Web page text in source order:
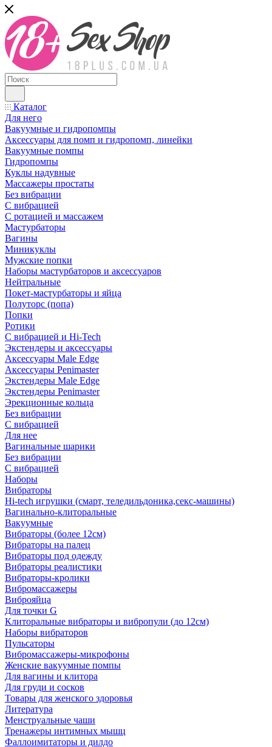
Каталог
Для него
Вакуумные и гидропомпы
Аксессуары для помп и гидропомп, линейки
Вакуумные помпы
Гидропомпы
Куклы надувные
Массажеры простаты
Без вибрации
С вибрацией
С ротацией и массажем
Мастурбаторы
Вагины
Миникуклы
Мужские попки
Наборы мастурбаторов и аксессуаров
Нейтральные
Покет-мастурбаторы и яйца
Полуторс (попа)
Попки
Ротики
С вибрацией и Hi-Tech
Экстендеры и аксессуары
Аксессуары Male Edge
Аксессуары Penimaster
Экстендеры Male Edge
Экстендеры Penimaster
Эрекционные кольца
Без вибрации
С вибрацией
Для нее
Вагинальные шарики
Без вибрации
С вибрацией
Наборы
Вибраторы
Hi-tech игрушки (смарт, теледильдоника,секс-машины)
Вагинально-клиторальные
Вакуумные
Вибраторы (более 12см)
Вибраторы на палец
Вибраторы под одежду
Вибраторы реалистики
Вибраторы-кролики
Вибромассажеры
Виброяйца
Для точки G
Клиторальные вибраторы и вибропули (до 12см)
Наборы вибраторов
Пульсаторы
Вибромассажеры-микрофоны
Женские вакуумные помпы
Для вагины и клитора
Для груди и сосков
Товары для женского здоровья
Литература
Менструальные чаши
Тренажеры интимных мышц
Фаллоимитаторы и дилдо